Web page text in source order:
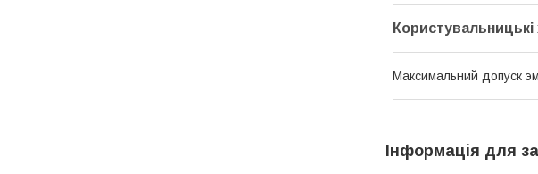
Максимальний допуск
Інформація для